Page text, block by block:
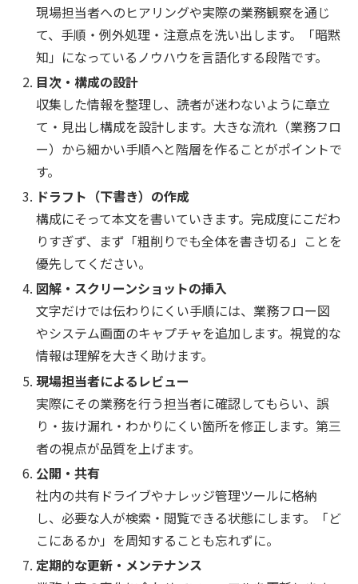
現場担当者へのヒアリングや実際の業務観察を通じ
て、手順・例外処理・注意点を洗い出します。「暗黙
知」になっているノウハウを言語化する段階です。
目次・構成の設計
収集した情報を整理し、読者が迷わないように章立
て・見出し構成を設計します。大きな流れ（業務フロ
ー）から細かい手順へと階層を作ることがポイントで
す。
ドラフト（下書き）の作成
構成にそって本文を書いていきます。完成度にこだわ
りすぎず、まず「粗削りでも全体を書き切る」ことを
優先してください。
図解・スクリーンショットの挿入
文字だけでは伝わりにくい手順には、業務フロー図
やシステム画面のキャプチャを追加します。視覚的な
情報は理解を大きく助けます。
現場担当者によるレビュー
実際にその業務を行う担当者に確認してもらい、誤
り・抜け漏れ・わかりにくい箇所を修正します。第三
者の視点が品質を上げます。
公開・共有
社内の共有ドライブやナレッジ管理ツールに格納
し、必要な人が検索・閲覧できる状態にします。「ど
こにあるか」を周知することも忘れずに。
定期的な更新・メンテナンス